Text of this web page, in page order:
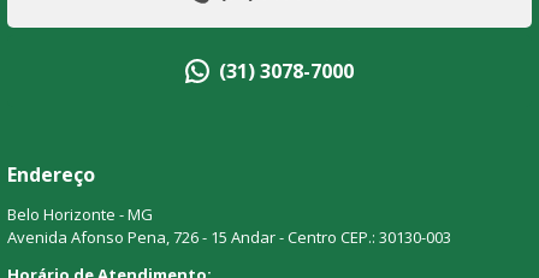
(31) 3078-7000
Endereço
Belo Horizonte - MG
Avenida Afonso Pena, 726 - 15 Andar - Centro CEP.: 30130-003